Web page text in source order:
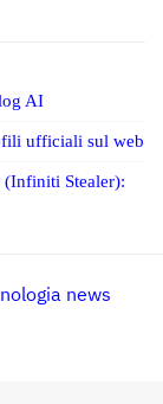
AI
ufficiali sul web
Stealer):
news